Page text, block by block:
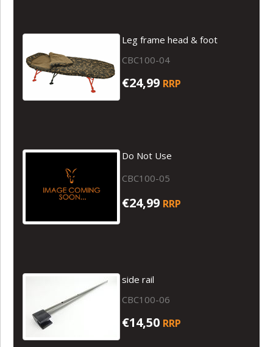
Leg frame head & foot
CBC100-04
€24,99 RRP
Do Not Use
CBC100-05
€24,99 RRP
side rail
CBC100-06
€14,50 RRP